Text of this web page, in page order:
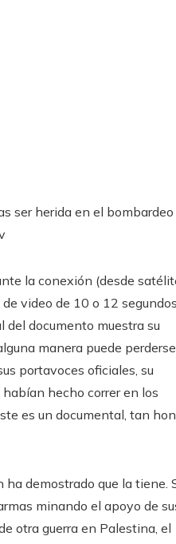
ser herida en el
la conexión (desde
video de 10 o 12
documento muestra su
manera puede
portavoces oficiales, su
hecho correr en los
es un documental, tan
ha demostrado que la tiene.
minando el apoyo de
otra guerra en Palestina, el